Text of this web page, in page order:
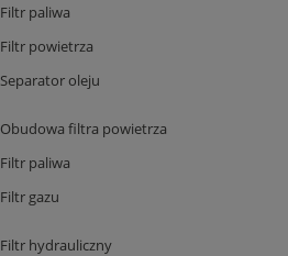
Filtr paliwa
Filtr powietrza
Separator oleju
Obudowa filtra powietrza
Filtr paliwa
Filtr gazu
Filtr hydrauliczny